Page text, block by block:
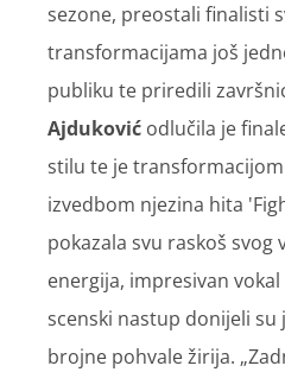
sezone, preostali finalisti
transformacijama još
publiku te priredili
Ajduković odlučila je
stilu te je
izvedbom njezina hita
pokazala svu raskoš svog
energija, impresivan
scenski nastup donijeli su
brojne pohvale žirija.